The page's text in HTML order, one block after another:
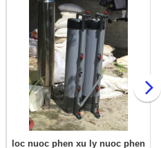
loc nuoc phen xu ly nuoc phen